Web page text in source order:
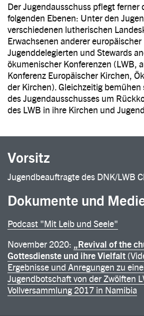
Der Jugendausschuss pflegt ferner
folgenden Ebenen: Unter den
verschiedenen lutherischen
Erwachsenen anderer
Jugenddelegierten und Stewards
ökumenischer Konferenzen (LWB,
Konferenz Europäischer Kirchen,
der Kirchen). Gleichzeitig
des Jugendausschusses um
des LWB in ihre Kirchen und
Vorsitz
Jugendbeauftragte des DNK/LWB
Dokumente und
Podcast "Mit Leib und Seele"
November 2020: „Revival of the
Gottesdienste und ihre Vielfalt
Ergebnisse und Anregungen zu
Jugendbotschaft von der Zwölften
Vollversammlung 2017 in Namibia